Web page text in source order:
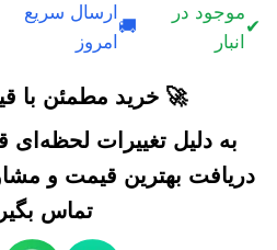
✔
موجود در
انبار
🚚
ارسال سریع
امروز
🚀 خرید مطمئن با
به دلیل تغییرات
دریافت بهترین قیمت و
تماس